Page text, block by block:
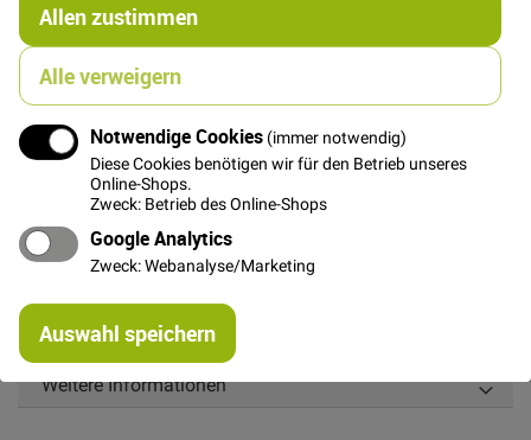
Allen zustimmen
Alle verweigern
Notwendige Cookies (immer notwendig)
Diese Cookies benötigen wir für den Betrieb unseres
Online-Shops.
Zweck: Betrieb des Online-Shops
Google Analytics
Zweck: Webanalyse/Marketing
Auswahl speichern
Details
Grauer Reißverschluss, nicht teilbar, 45cm lang,
Zähnchen aus bronzefarbenem Metall, Zipper aus
bronzefarbenem Metall mit schwarzem Lederband
Breite: ca 4 cm. Zähnchenbreite ca 1 cm.
Besonders edel wirkender Reißverschluss, toll für
Täschschen, Einschubtaschen an Jacken etc.
Weitere Informationen